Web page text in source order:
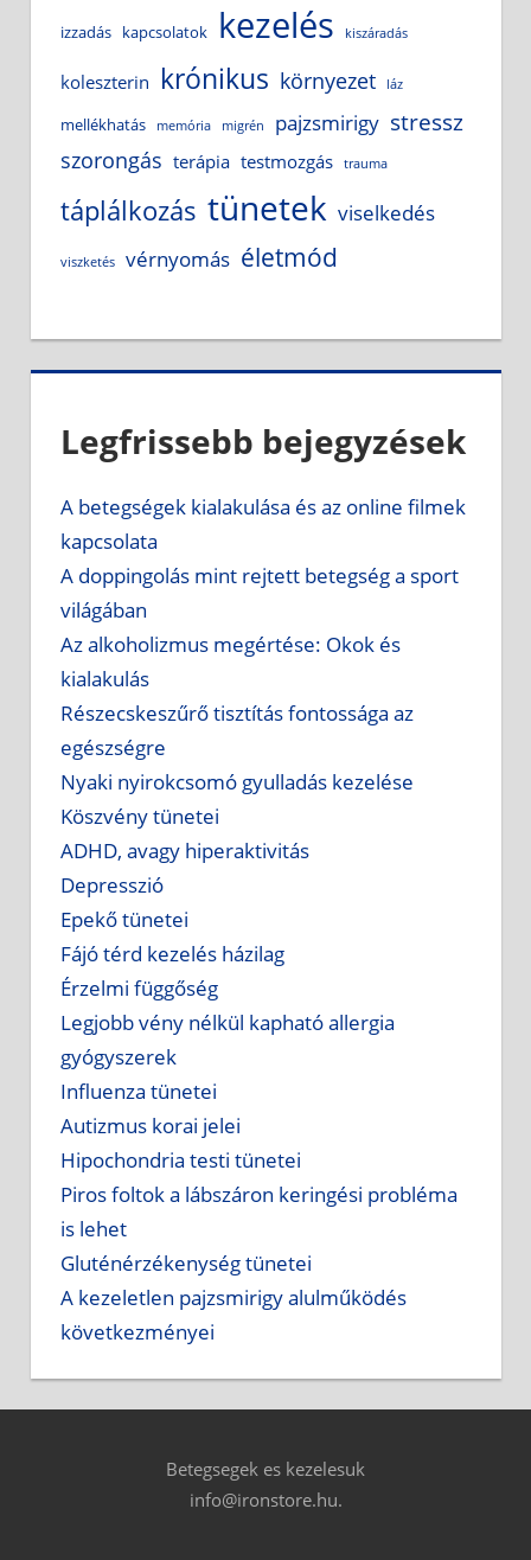
izzadás kapcsolatok kezelés kiszáradás
koleszterin krónikus környezet láz
mellékhatás memória migrén pajzsmirigy stressz
szorongás terápia testmozgás trauma
táplálkozás tünetek viselkedés
viszketés vérnyomás életmód
Legfrissebb bejegyzések
A betegségek kialakulása és az online filmek
kapcsolata
A doppingolás mint rejtett betegség a sport
világában
Az alkoholizmus megértése: Okok és
kialakulás
Részecskeszűrő tisztítás fontossága az
egészségre
Nyaki nyirokcsomó gyulladás kezelése
Köszvény tünetei
ADHD, avagy hiperaktivitás
Depresszió
Epekő tünetei
Fájó térd kezelés házilag
Érzelmi függőség
Legjobb vény nélkül kapható allergia
gyógyszerek
Influenza tünetei
Autizmus korai jelei
Hipochondria testi tünetei
Piros foltok a lábszáron keringési probléma
is lehet
Gluténérzékenység tünetei
A kezeletlen pajzsmirigy alulműködés
következményei
Betegsegek es kezelesuk
info@ironstore.hu.